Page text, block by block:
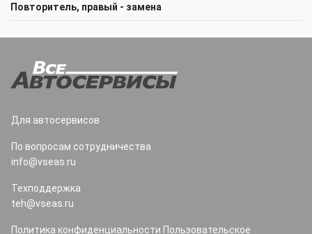
Повторитель, правый - замена
Для автосервисов
По вопросам сотрудничества
info@vseas.ru
Техподдержка
teh@vseas.ru
Политика конфиденциальности Пользовательское